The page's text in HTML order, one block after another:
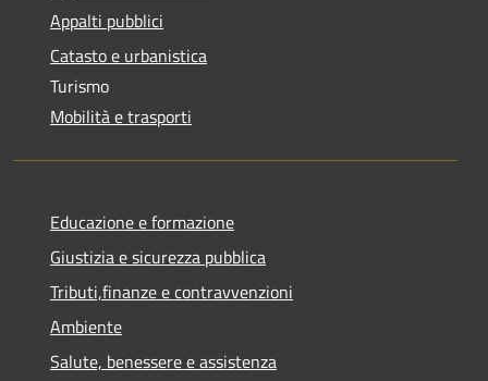
Appalti pubblici
Catasto e urbanistica
Turismo
Mobilità e trasporti
Educazione e formazione
Giustizia e sicurezza pubblica
Tributi,finanze e contravvenzioni
Ambiente
Salute, benessere e assistenza